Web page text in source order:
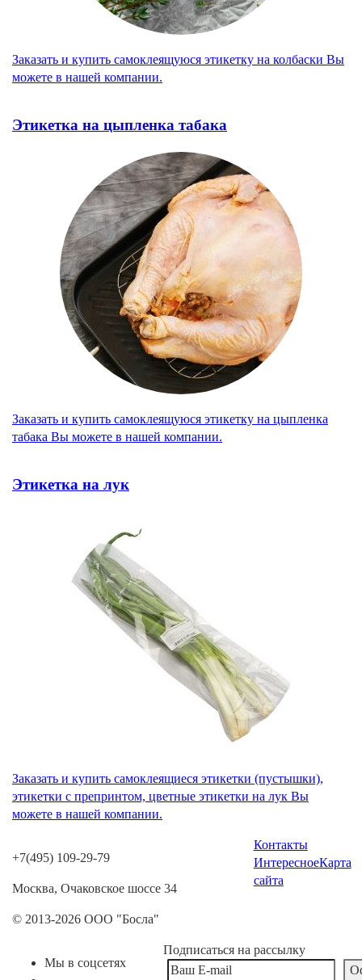
Заказать и купить самоклеящуюся этикетку на колбаски Вы
можете в нашей компании.
Этикетка на цыпленка табака
Заказать и купить самоклеящуюся этикетку на цыпленка
табака Вы можете в нашей компании.
Этикетка на лук
Заказать и купить самоклеящиеся этикетки (пустышки),
этикетки с препринтом, цветные этикетки на лук Вы
можете в нашей компании.
+7(495) 109-29-79
Москва, Очаковское шоссе 34
© 2013-2026 ООО "Босла"
Контакты
ИнтересноеКарта
сайта
Мы в соцсетях
Подписаться на рассылку